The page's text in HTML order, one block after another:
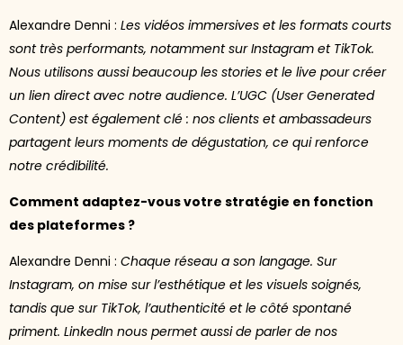
Alexandre Denni : Les vidéos immersives et les formats courts
sont très performants, notamment sur Instagram et TikTok.
Nous utilisons aussi beaucoup les stories et le live pour créer
un lien direct avec notre audience. L’UGC (User Generated
Content) est également clé : nos clients et ambassadeurs
partagent leurs moments de dégustation, ce qui renforce
notre crédibilité.
Comment adaptez-vous votre stratégie en fonction
des plateformes ?
Alexandre Denni : Chaque réseau a son langage. Sur
Instagram, on mise sur l’esthétique et les visuels soignés,
tandis que sur TikTok, l’authenticité et le côté spontané
priment. LinkedIn nous permet aussi de parler de nos